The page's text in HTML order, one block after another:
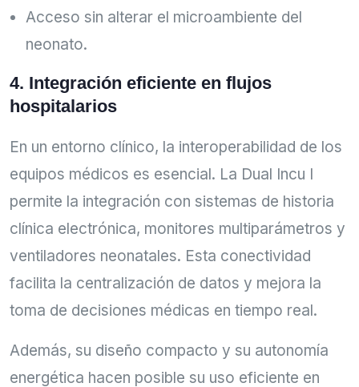
Acceso sin alterar el microambiente del
neonato.
4. Integración eficiente en flujos
hospitalarios
En un entorno clínico, la interoperabilidad de los
equipos médicos es esencial. La Dual Incu I
permite la integración con sistemas de historia
clínica electrónica, monitores multiparámetros y
ventiladores neonatales. Esta conectividad
facilita la centralización de datos y mejora la
toma de decisiones médicas en tiempo real.
Además, su diseño compacto y su autonomía
energética hacen posible su uso eficiente en